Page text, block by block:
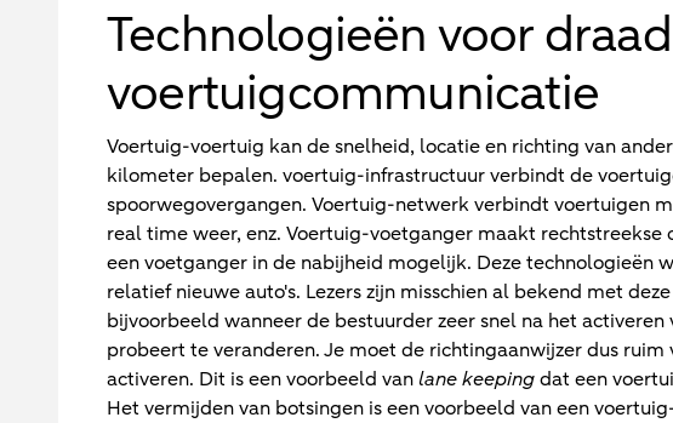
Technologieën voor
voertuigcommunicatie
Voertuig-voertuig kan de snelheid, locatie en richting van
kilometer bepalen. voertuig-infrastructuur verbindt de
spoorwegovergangen. Voertuig-netwerk verbindt voertuigen
real time weer, enz. Voertuig-voetganger maakt rechtstreekse
een voetganger in de nabijheid mogelijk. Deze technologieën
relatief nieuwe auto's. Lezers zijn misschien al bekend met
bijvoorbeeld wanneer de bestuurder zeer snel na het
probeert te veranderen. Je moet de richtingaanwijzer dus
activeren. Dit is een voorbeeld vanlane keepingdat een
Het vermijden van botsingen is een voorbeeld van een